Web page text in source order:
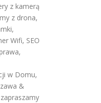
z kamerą
z drona,
,
Wifi, SEO
w Domu,
&
zapraszamy